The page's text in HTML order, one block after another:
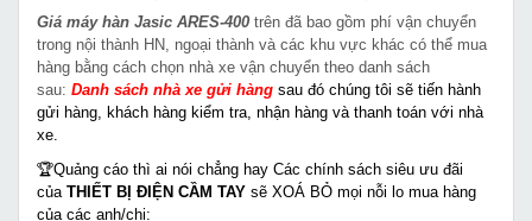
Giá máy hàn Jasic ARES-400 trên đã bao gồm phí vận chuyển
trong nội thành HN, ngoại thành và các khu vực khác có thể mua
hàng bằng cách chọn nhà xe vận chuyển theo danh sách
sau: Danh sách nhà xe gửi hàng sau đó chúng tôi sẽ tiến hành
gửi hàng, khách hàng kiểm tra, nhận hàng và thanh toán với nhà
xe.
🏆Quảng cáo thì ai nói chẳng hay Các chính sách siêu ưu đãi
của THIẾT BỊ ĐIỆN CẦM TAY sẽ XOÁ BỎ mọi nỗi lo mua hàng
của các anh/chị: